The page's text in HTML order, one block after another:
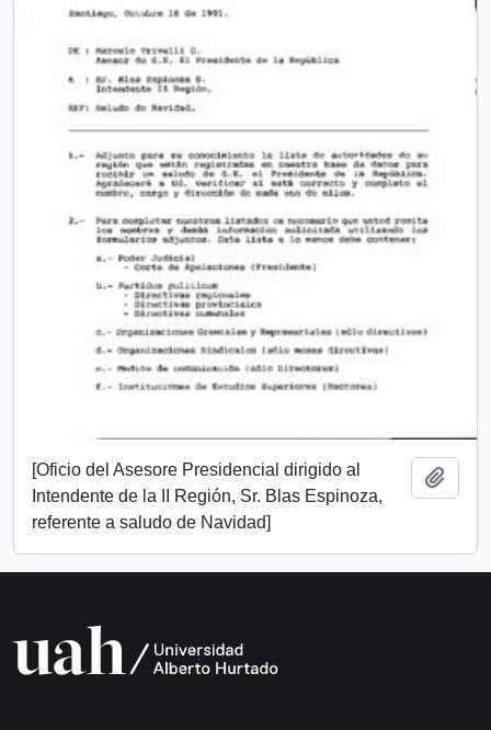
[Oficio del Asesore Presidencial dirigido al
Intendente de la II Región, Sr. Blas Espinoza,
referente a saludo de Navidad]